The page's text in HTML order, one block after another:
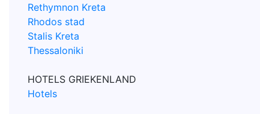
Rethymnon Kreta
Rhodos stad
Stalis Kreta
Thessaloniki
HOTELS GRIEKENLAND
Hotels